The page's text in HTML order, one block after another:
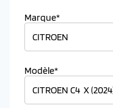
Marque*
Modèle*